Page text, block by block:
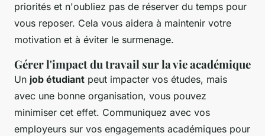
priorités et n'oubliez pas de réserver du temps pour
vous reposer. Cela vous aidera à maintenir votre
motivation et à éviter le surmenage.
Gérer l'impact du travail sur la vie académique
Un job étudiant peut impacter vos études, mais
avec une bonne organisation, vous pouvez
minimiser cet effet. Communiquez avec vos
employeurs sur vos engagements académiques pour